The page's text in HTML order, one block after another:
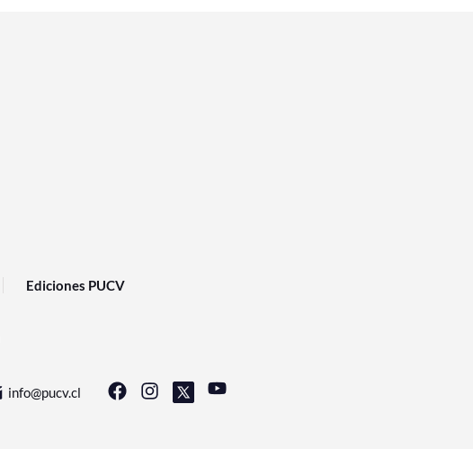
Ediciones PUCV
info@pucv.cl